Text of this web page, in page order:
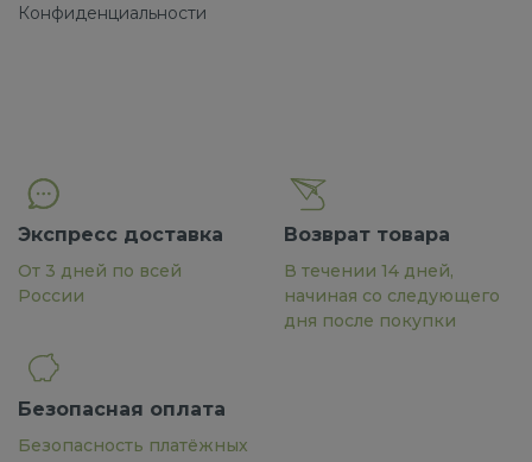
Конфиденциальности
Экспресс доставка
От 3 дней по всей
России
Возврат товара
В течении 14 дней,
начиная со следующего
дня после покупки
Безопасная оплата
Безопасность платёжных